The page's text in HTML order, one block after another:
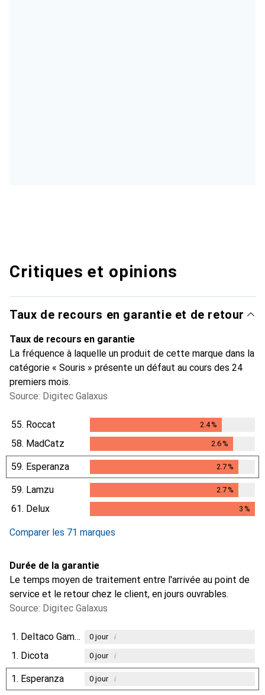
Critiques et opinions
Taux de recours en garantie et de retour
Taux de recours en garantie
La fréquence à laquelle un produit de cette marque dans la
catégorie « Souris » présente un défaut au cours des 24
premiers mois.
Source: Digitec Galaxus
55. Roccat 2.4%
58. MadCatz 2.6%
2.6%
59. Esperanza 2.7%
2.7%
59. Lamzu 2.7%
2.7%
61. Delux 3 %
Comparer les 71 marques
Durée de la garantie
Le temps moyen de traitement entre l'arrivée au point de
service et le retour chez le client, en jours ouvrables.
Source: Digitec Galaxus
1. Deltaco Gaming 0jour i
1. Dicota 0jour i
1. Esperanza 0jour i